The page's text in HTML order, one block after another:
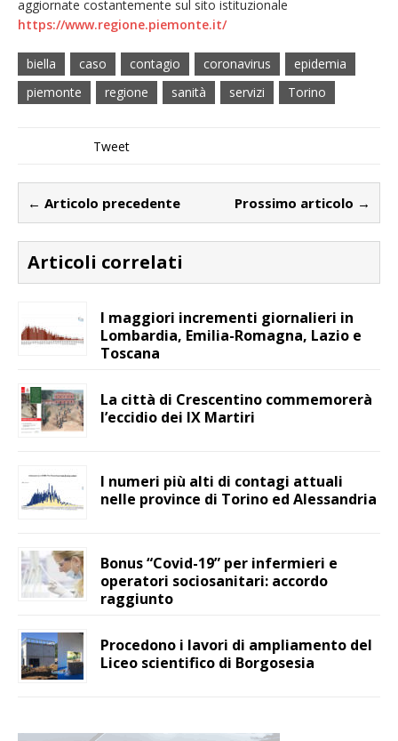
aggiornate costantemente sul sito istituzionale
https://www.regione.piemonte.it/
biella caso contagio coronavirus
epidemia
piemonte
regione sanità servizi Torino
Tweet
← Articolo precedente Prossimo articolo →
Articoli correlati
I maggiori incrementi giornalieri in
Lombardia, Emilia-Romagna, Lazio e
Toscana
La città di Crescentino commemorerà
l’eccidio dei IX Martiri
I numeri più alti di contagi attuali
nelle province di Torino ed Alessandria
Bonus “Covid-19” per infermieri e
operatori sociosanitari: accordo
raggiunto
Procedono i lavori di ampliamento del
Liceo scientifico di Borgosesia